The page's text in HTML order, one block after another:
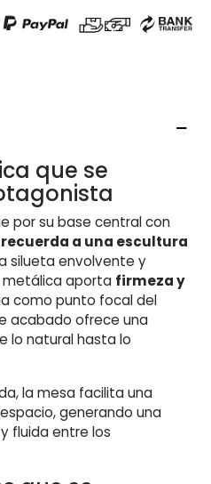
que se
por su base central con
recuerda a una escultura
silueta envolvente y
metálica aporta firmeza y
como punto focal del
acabado ofrece una
lo natural hasta lo
la mesa facilita una
generando una
fluida entre los